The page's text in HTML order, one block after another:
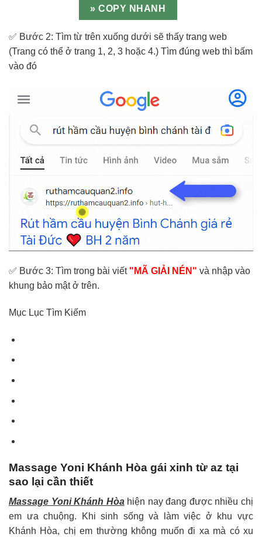
✅ Bước 2: Tìm từ trên xuống dưới sẽ thấy trang web
(Trang có thể ở trang 1, 2, 3 hoặc 4.) Tìm đúng web thì bấm
vào đó
✅ Bước 3: Tìm trong bài viết "MÃ GIẢI NÉN" và nhập vào
khung bảo mật ở trên.
Mục Lục Tìm Kiếm
Massage Yoni Khánh Hòa gái xinh từ az tại
sao lại cần thiết
Massage Yoni Khánh Hòahiện nay đang được nhiều chị
em ưa chuộng. Khi sinh sống và làm việc ở khu vực
Khánh Hòa, chị em thường không muốn đi xa mà có xu